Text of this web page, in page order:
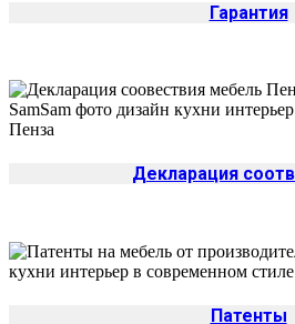
Гарантия
Декларация
Патенты